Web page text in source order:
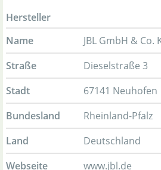
Hersteller
Name
JBL GmbH & Co.
Straße
Dieselstraße 3
Stadt
67141 Neuhofen
Bundesland
Rheinland-Pfalz
Land
Deutschland
Webseite
www.jbl.de